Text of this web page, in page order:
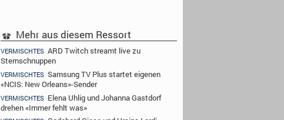
Mehr aus diesem Ressort
VERMISCHTES ARD Twitch streamt live zu
Sternschnuppen
VERMISCHTES Samsung TV Plus startet eigenen
«NCIS: New Orleans»-Sender
VERMISCHTES Elena Uhlig und Johanna Gastdorf
drehen «Immer fehlt was»